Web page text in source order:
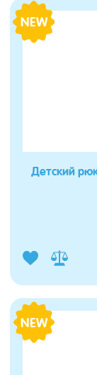
NEW
Детский
NEW